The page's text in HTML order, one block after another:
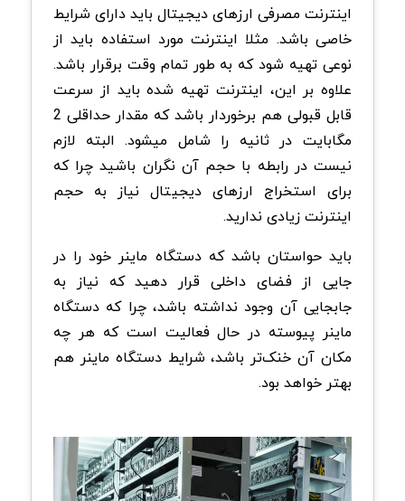
اینترنت مصرفی ارزهای دیجیتال باید دارای شرایط
خاصی باشد. مثلا اینترنت مورد استفاده باید از
نوعی تهیه شود که به طور تمام وقت برقرار باشد.
علاوه بر این، اینترنت تهیه شده باید از سرعت
قابل قبولی هم برخوردار باشد که مقدار حداقلی 2
مگابایت در ثانیه را شامل میشود. البته لازم
نیست در رابطه با حجم آن نگران باشید چرا که
برای استخراج ارزهای دیجیتال نیاز به حجم
اینترنت زیادی ندارید.
باید حواستان باشد که دستگاه ماینر خود را در
جایی از فضای داخلی قرار دهید که نیاز به
جابجایی آن وجود نداشته باشد، چرا که دستگاه
ماینر پیوسته در حال فعالیت است که هر چه
مکان آن خنک‌تر باشد، شرایط دستگاه ماینر هم
بهتر خواهد بود.